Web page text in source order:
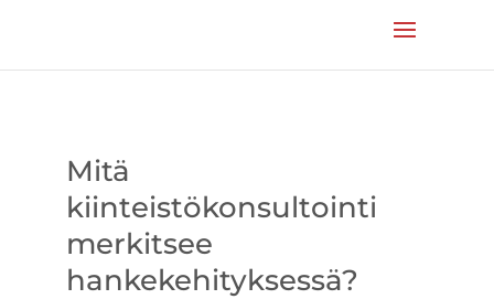
Mitä
kiinteistökonsultointi
merkitsee
hankekehityksessä?